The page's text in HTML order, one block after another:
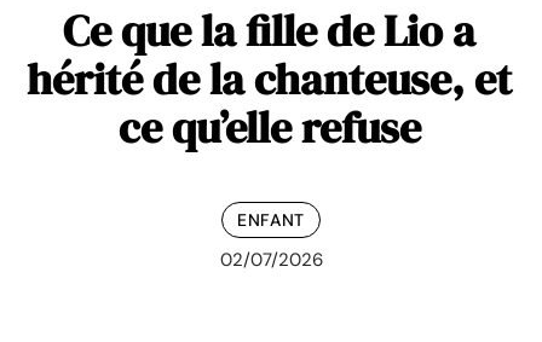
Ce que la fille de Lio a
hérité de la chanteuse, et
ce qu’elle refuse
ENFANT
02/07/2026